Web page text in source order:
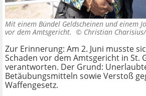
Mit einem Bündel Geldscheinen und einem
vor dem Amtsgericht. © Christian
Zur Erinnerung: Am 2. Juni musste
Schaden vor dem Amtsgericht in St.
verantworten. Der Grund:
Betäubungsmitteln sowie Verstoß
Waffengesetz.